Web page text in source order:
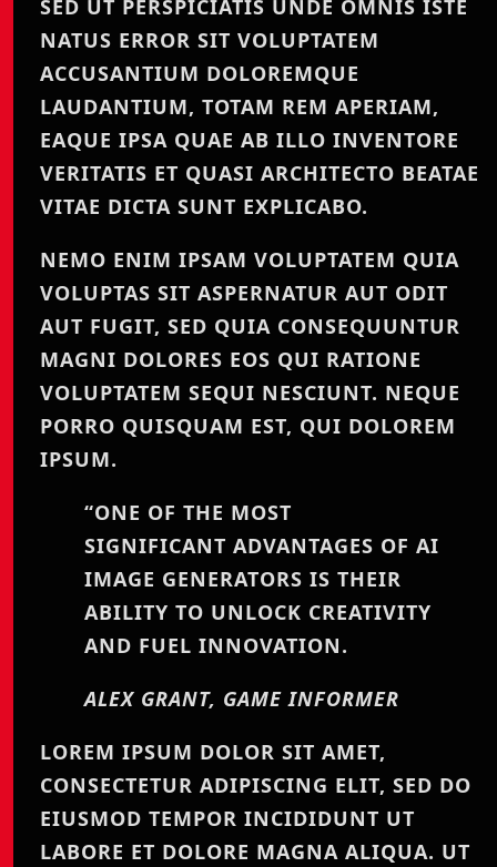
SED UT PERSPICIATIS UNDE OMNIS ISTE
NATUS ERROR SIT VOLUPTATEM
ACCUSANTIUM DOLOREMQUE
LAUDANTIUM, TOTAM REM APERIAM,
EAQUE IPSA QUAE AB ILLO INVENTORE
VERITATIS ET QUASI ARCHITECTO BEATAE
VITAE DICTA SUNT EXPLICABO.
NEMO ENIM IPSAM VOLUPTATEM QUIA
VOLUPTAS SIT ASPERNATUR AUT ODIT
AUT FUGIT, SED QUIA CONSEQUUNTUR
MAGNI DOLORES EOS QUI RATIONE
VOLUPTATEM SEQUI NESCIUNT. NEQUE
PORRO QUISQUAM EST, QUI DOLOREM
IPSUM.
“ONE OF THE MOST
SIGNIFICANT ADVANTAGES OF AI
IMAGE GENERATORS IS THEIR
ABILITY TO UNLOCK CREATIVITY
AND FUEL INNOVATION.
ALEX GRANT, GAME INFORMER
LOREM IPSUM DOLOR SIT AMET,
CONSECTETUR ADIPISCING ELIT, SED DO
EIUSMOD TEMPOR INCIDIDUNT UT
LABORE ET DOLORE MAGNA ALIQUA. UT